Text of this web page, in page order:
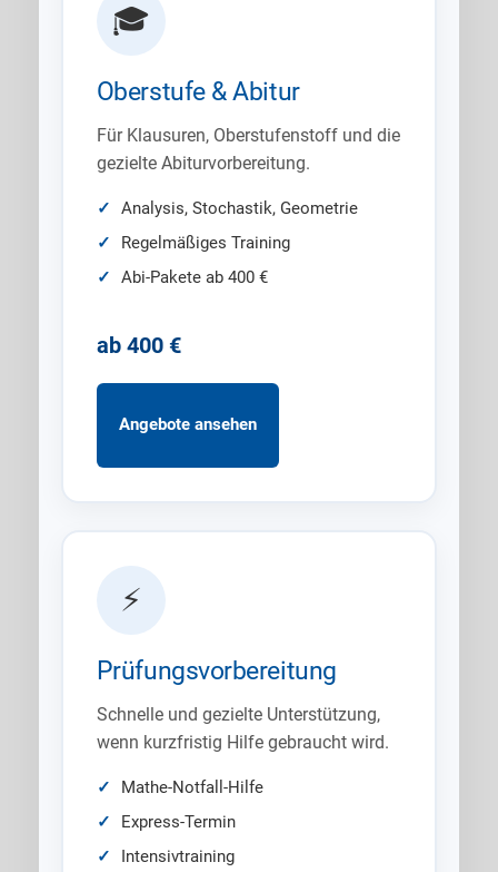
🎓
Oberstufe & Abitur
Für Klausuren, Oberstufenstoff und die
gezielte Abiturvorbereitung.
Analysis, Stochastik, Geometrie
Regelmäßiges Training
Abi-Pakete ab 400 €
ab 400 €
Angebote ansehen
⚡
Prüfungsvorbereitung
Schnelle und gezielte Unterstützung,
wenn kurzfristig Hilfe gebraucht wird.
Mathe-Notfall-Hilfe
Express-Termin
Intensivtraining